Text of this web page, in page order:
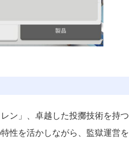
ン」、卓越した投擲技術を持つ
性を活かしながら、監獄運営を